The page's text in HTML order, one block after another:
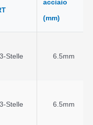
acciaio
(mm)
3-Stelle 6.5mm
3-Stelle 6.5mm